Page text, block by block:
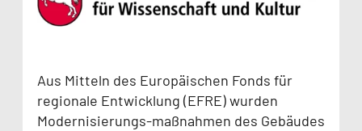
Aus Mitteln des Europäischen Fonds für
regionale Entwicklung (EFRE) wurden
Modernisierungs-maßnahmen des Gebäudes